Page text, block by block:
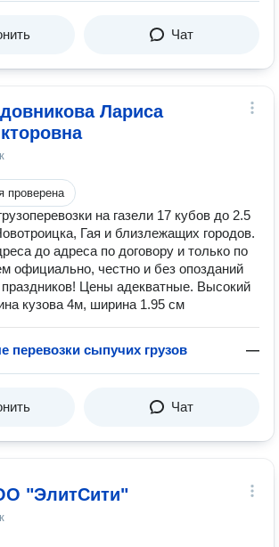
Чат
Лариса
проверена
на газели 17 кубов до 2.5
Гая и близлежащих городов.
до адреса по договору и только по
официально, честно и без опозданий
Цены адекватные. Высокий
кузова 4м, ширина 1.95 см
перевозки сыпучих грузов —
Чат
"ЭлитСити"